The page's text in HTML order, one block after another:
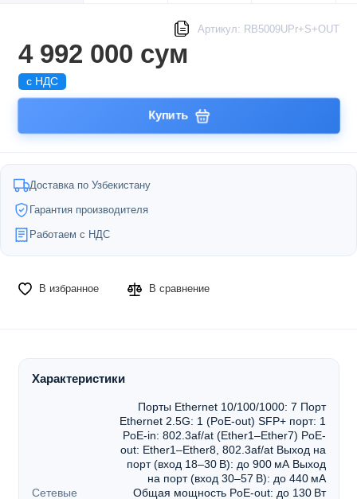
Артикул: RB5009UPr+S+OUT
4 992 000 сум
с НДС
Купить
Доставка по Узбекистану
Гарантия производителя
Работаем с НДС
В избранное В сравнение
Характеристики
Сетевые
Порты Ethernet 10/100/1000: 7 Порт
Ethernet 2.5G: 1 (PoE-out) SFP+ порт: 1
PoE-in: 802.3af/at (Ether1–Ether7) PoE-
out: Ether1–Ether8, 802.3af/at Выход на
порт (вход 18–30 В): до 900 мА Выход
на порт (вход 30–57 В): до 440 мА
Общая мощность PoE-out: до 130 Вт